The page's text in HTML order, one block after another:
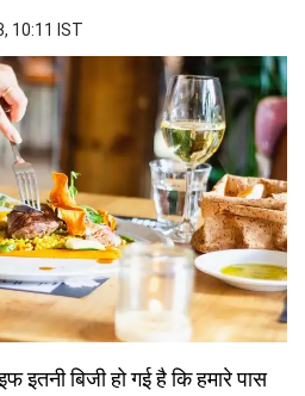
10:11 IST
बिजी हो गई है कि हमारे पास